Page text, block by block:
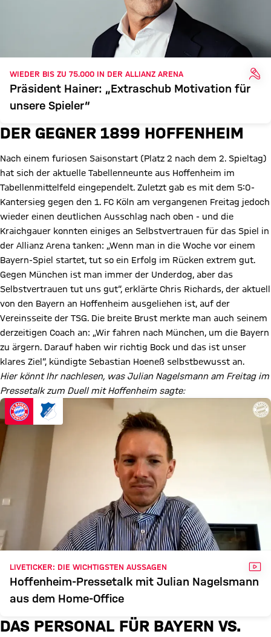
WIEDER BIS ZU 75.000 IN DER ALLIANZ ARENA
Präsident Hainer: „Extraschub Motivation für
unsere Spieler“
DER GEGNER 1899 HOFFENHEIM
Nach einem furiosen Saisonstart (Platz 2 nach dem 2. Spieltag)
hat sich der aktuelle Tabellenneunte aus Hoffenheim im
Tabellenmittelfeld eingependelt. Zuletzt gab es mit dem 5:0-
Kantersieg gegen den 1. FC Köln am vergangenen Freitag jedoch
wieder einen deutlichen Ausschlag nach oben - und die
Kraichgauer konnten einiges an Selbstvertrauen für das Spiel in
der Allianz Arena tanken: „Wenn man in die Woche vor einem
Bayern-Spiel startet, tut so ein Erfolg im Rücken extrem gut.
Gegen München ist man immer der Underdog, aber das
Selbstvertrauen tut uns gut“, erklärte Chris Richards, der aktuell
von den Bayern an Hoffenheim ausgeliehen ist, auf der
Vereinsseite der TSG. Die breite Brust merkte man auch seinem
derzeitigen Coach an: „Wir fahren nach München, um die Bayern
zu ärgern. Darauf haben wir richtig Bock und das ist unser
klares Ziel“, kündigte Sebastian Hoeneß selbstbewusst an.
Hier könnt Ihr nachlesen, was Julian Nagelsmann am Freitag im
Pressetalk zum Duell mit Hoffenheim sagte:
LIVETICKER: DIE WICHTIGSTEN AUSSAGEN
Hoffenheim-Pressetalk mit Julian Nagelsmann
aus dem Home-Office
DAS PERSONAL FÜR BAYERN VS.